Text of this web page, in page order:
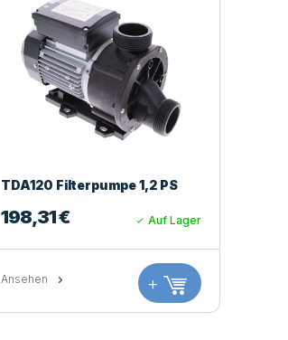
TDA120 Filterpumpe 1,2 PS
198,31€ Auf Lager
Ansehen +